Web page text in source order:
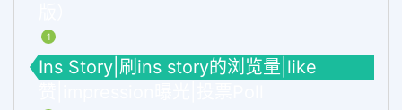
1
Ins Story|刷ins story的浏览量|like